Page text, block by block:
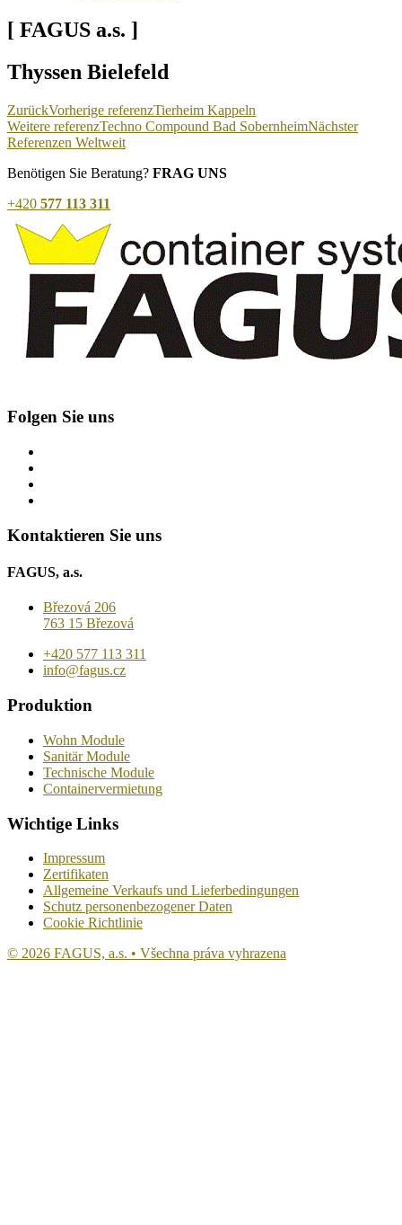
[ FAGUS a.s. ]
Thyssen Bielefeld
ZurückVorherige referenzTierheim Kappeln
Weitere referenzTechno Compound Bad SobernheimNächster
Referenzen Weltweit
Benötigen Sie Beratung? FRAG UNS
+420 577 113 311
Folgen Sie uns
Kontaktieren Sie uns
FAGUS, a.s.
Březová 206
763 15 Březová
+420 577 113 311
info@fagus.cz
Produktion
Wohn Module
Sanitär Module
Technische Module
Containervermietung
Wichtige Links
Impressum
Zertifikaten
Allgemeine Verkaufs und Lieferbedingungen
Schutz personenbezogener Daten
Cookie Richtlinie
© 2026 FAGUS, a.s. • Všechna práva vyhrazena